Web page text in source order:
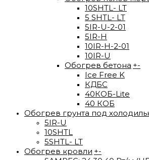
10SHTL- LT
5 SHTL- LT
5IR-U-2-01
5IR-H
10IR-H-2-01
10IR-U
Обогрев бетона +-
Ice Free K
КДБС
40КОБ-Lite
40 КОБ
Обогрев грунта под
5IR-U
10SHTL
5SHTL- LT
Обогрев кровли +-